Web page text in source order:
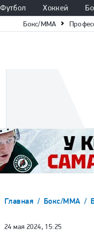
Футбол Хоккей
Бокс/ММА
Главная Бокс/ММА
24 мая 2024, 15:25